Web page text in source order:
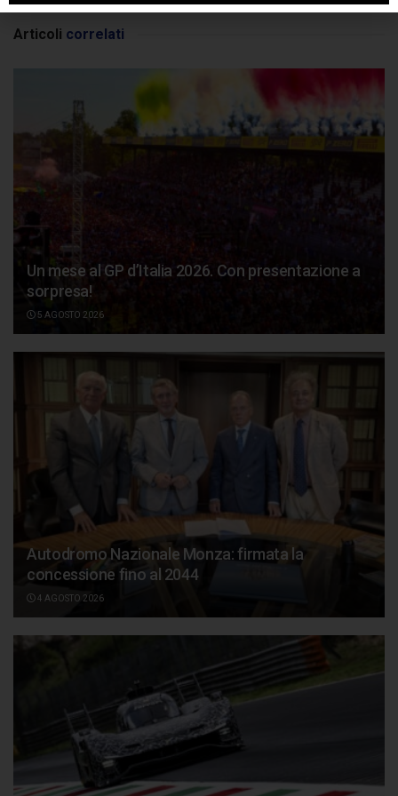
Articoli correlati
Un mese al GP d’Italia 2026. Con presentazione a
sorpresa!
5 AGOSTO 2026
Autodromo Nazionale Monza: firmata la
concessione fino al 2044
4 AGOSTO 2026